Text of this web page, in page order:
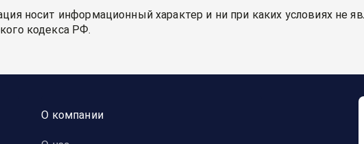
носит информационный характер и ни при каких условиях не
кодекса РФ.
О компании